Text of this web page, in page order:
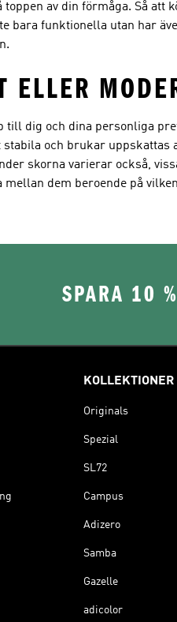
toppen av din förmåga. Så
bara funktionella utan har
ELLER
till dig och dina personliga
och brukar
skorna varierar också,
mellan dem beroende på
SPARA 10
KOLLEKTIONER
Originals
Spezial
SL72
Campus
Adizero
Samba
Gazelle
adicolor